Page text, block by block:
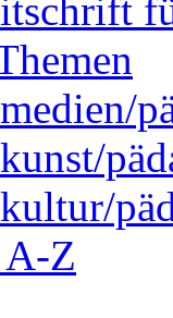
A-Z